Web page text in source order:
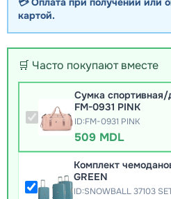
картой.
🛒 Часто покупают вместе
Сумка
FM-0931 PINK
ID:FM-0931 PINK
509 MDL
Комплект
GREEN
ID:SNOWBALL 37103